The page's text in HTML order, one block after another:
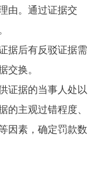
由。通过证据交
据后有反驳证据需
交换。
证据的当事人处以
的主观过错程度、
因素，确定罚款数